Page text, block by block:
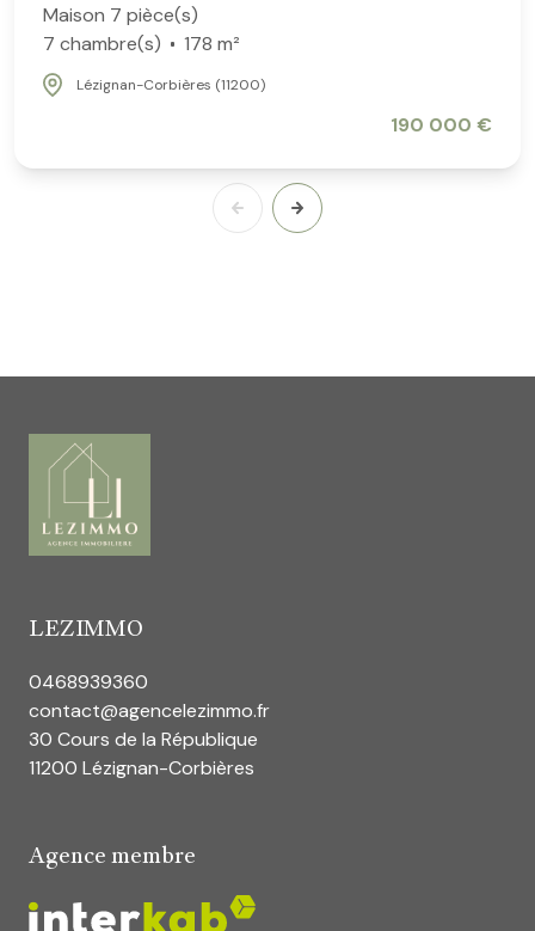
Maison 7 pièce(s)
7 chambre(s)
178 m²
Lézignan-Corbières (11200)
190 000 €
LEZIMMO
0468939360
contact@agencelezimmo.fr
30 Cours de la République
11200 Lézignan-Corbières
Agence membre